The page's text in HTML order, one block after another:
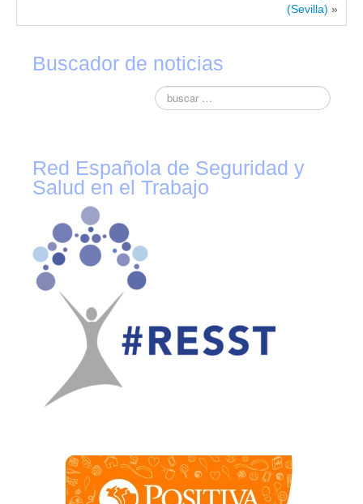
(Sevilla) »
Buscador de noticias
Red Española de Seguridad y
Salud en el Trabajo